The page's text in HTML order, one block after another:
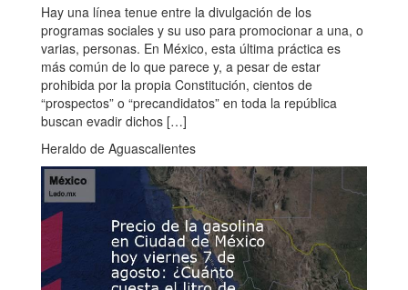
Hay una línea tenue entre la divulgación de los
programas sociales y su uso para promocionar a una, o
varias, personas. En México, esta última práctica es
más común de lo que parece y, a pesar de estar
prohibida por la propia Constitución, cientos de
“prospectos” o “precandidatos” en toda la república
buscan evadir dichos […]
Heraldo de Aguascalientes